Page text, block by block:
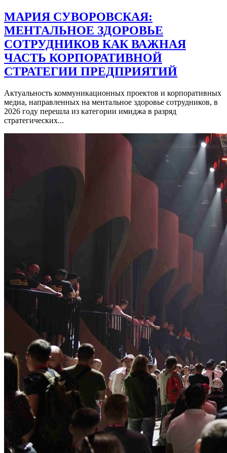
МАРИЯ СУВОРОВСКАЯ:
МЕНТАЛЬНОЕ ЗДОРОВЬЕ
СОТРУДНИКОВ КАК ВАЖНАЯ
ЧАСТЬ КОРПОРАТИВНОЙ
СТРАТЕГИИ ПРЕДПРИЯТИЙ
Актуальность коммуникационных проектов и корпоративных
медиа, направленных на ментальное здоровье сотрудников, в
2026 году перешла из категории имиджа в разряд
стратегических...